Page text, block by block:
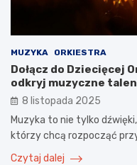
MUZYKA ORKIESTRA
Dołącz do Dziecięcej
odkryj muzyczne
8 listopada 2025
Muzyka to nie tylko
którzy chcą rozpocząć
Czytaj dalej